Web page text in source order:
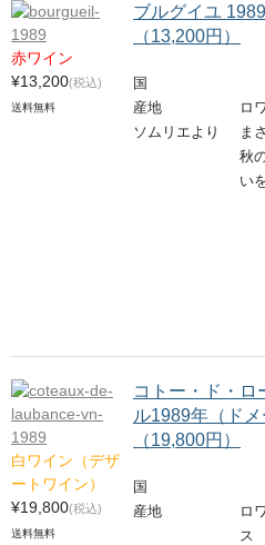
赤ワイン
¥13,200(税込)
送料無料
ブルグイユ
（13,200円）
国
産地
ロ
ソムリエより
ま
秋
い
白ワイン（デザ
ートワイン）
¥19,800(税込)
送料無料
コトー・ド・ロ
ル1989年（ドメ
（19,800円）
国
産地
ロ
ス